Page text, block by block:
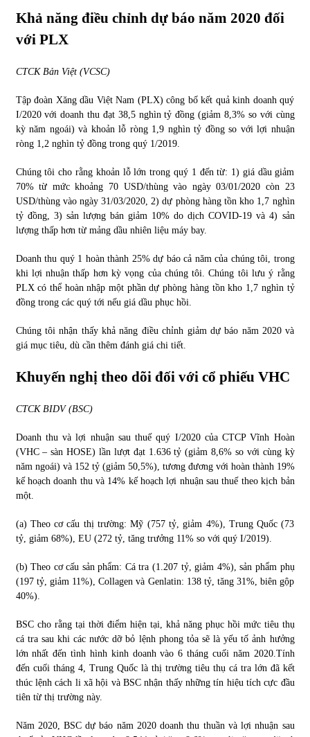
Khả năng điều chỉnh dự báo năm 2020 đối
với PLX
CTCK Bản Việt (VCSC)
Tập đoàn Xăng dầu Việt Nam (PLX) công bố kết quả kinh doanh quý
I/2020 với doanh thu đạt 38,5 nghìn tỷ đồng (giảm 8,3% so với cùng
kỳ năm ngoái) và khoản lỗ ròng 1,9 nghìn tỷ đồng so với lợi nhuận
ròng 1,2 nghìn tỷ đồng trong quý 1/2019.
Chúng tôi cho rằng khoản lỗ lớn trong quý 1 đến từ: 1) giá dầu giảm
70% từ mức khoảng 70 USD/thùng vào ngày 03/01/2020 còn 23
USD/thùng vào ngày 31/03/2020, 2) dự phòng hàng tồn kho 1,7 nghìn
tỷ đồng, 3) sản lượng bán giảm 10% do dịch COVID-19 và 4) sản
lượng thấp hơn từ mảng dầu nhiên liệu máy bay.
Doanh thu quý 1 hoàn thành 25% dự báo cả năm của chúng tôi, trong
khi lợi nhuận thấp hơn kỳ vọng của chúng tôi. Chúng tôi lưu ý rằng
PLX có thể hoàn nhập một phần dự phòng hàng tồn kho 1,7 nghìn tỷ
đồng trong các quý tới nếu giá dầu phục hồi.
Chúng tôi nhận thấy khả năng điều chỉnh giảm dự báo năm 2020 và
giá mục tiêu, dù cần thêm đánh giá chi tiết.
Khuyến nghị theo dõi đối với cổ phiếu VHC
CTCK BIDV (BSC)
Doanh thu và lợi nhuận sau thuế quý I/2020 của CTCP Vĩnh Hoàn
(VHC – sàn HOSE) lần lượt đạt 1.636 tỷ (giảm 8,6% so với cùng kỳ
năm ngoái) và 152 tỷ (giảm 50,5%), tương đương với hoàn thành 19%
kế hoạch doanh thu và 14% kế hoạch lợi nhuận sau thuế theo kịch bản
một.
(a) Theo cơ cấu thị trường: Mỹ (757 tỷ, giảm 4%), Trung Quốc (73
tỷ, giảm 68%), EU (272 tỷ, tăng trưởng 11% so với quý I/2019).
(b) Theo cơ cấu sản phẩm: Cá tra (1.207 tỷ, giảm 4%), sản phẩm phụ
(197 tỷ, giảm 11%), Collagen và Genlatin: 138 tỷ, tăng 31%, biên gộp
40%).
BSC cho rằng tại thời điểm hiện tại, khả năng phục hồi mức tiêu thụ
cá tra sau khi các nước dỡ bỏ lệnh phong tỏa sẽ là yếu tố ảnh hưởng
lớn nhất đến tình hình kinh doanh vào 6 tháng cuối năm 2020.Tính
đến cuối tháng 4, Trung Quốc là thị trường tiêu thụ cá tra lớn đã kết
thúc lệnh cách li xã hội và BSC nhận thấy những tín hiệu tích cực đầu
tiên từ thị trường này.
Năm 2020, BSC dự báo năm 2020 doanh thu thuần và lợi nhuận sau